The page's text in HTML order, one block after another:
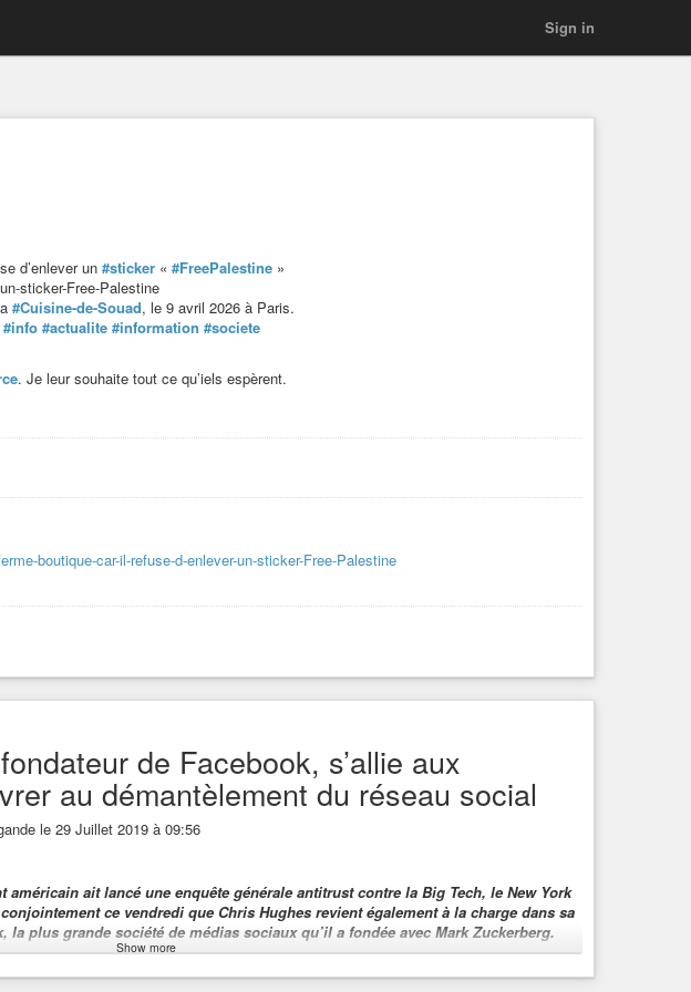
Sign in
d’enlever un #sticker « #FreePalestine »
sticker-Free-Palestine
#Cuisine-de-Souad, le 9 avril 2026 à Paris.
#info #actualite #information #societe
. Je leur souhaite tout ce qu’iels espèrent.
boutique-car-il-refuse-d-enlever-un-sticker-Free-Palestine
de Facebook, s’allie aux
au démantèlement du réseau social
le 29 Juillet 2019 à 09:56
ait lancé une enquête générale antitrust contre la Big Tech, le New York
ce vendredi que Chris Hughes revient également à la charge dans sa
la plus grande société de médias sociaux qu’il a fondée avec Mark Zuckerberg.
Show more